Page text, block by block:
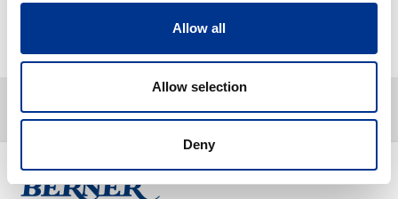
Allow all
Allow selection
Deny
Lisätietoja
Tuotenumero: